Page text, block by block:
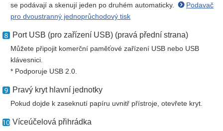
se podávají a skenují jeden po druhém automaticky.
Podavač
pro dvoustranný jednoprůchodový tisk
Port USB (pro zařízení USB) (pravá přední strana)
Můžete připojit komerční paměťové zařízení USB nebo USB
klávesnici.
* Podporuje USB 2.0.
Pravý kryt hlavní jednotky
Pokud dojde k zaseknutí papíru uvnitř přístroje, otevřete kryt.
Víceúčelová přihrádka